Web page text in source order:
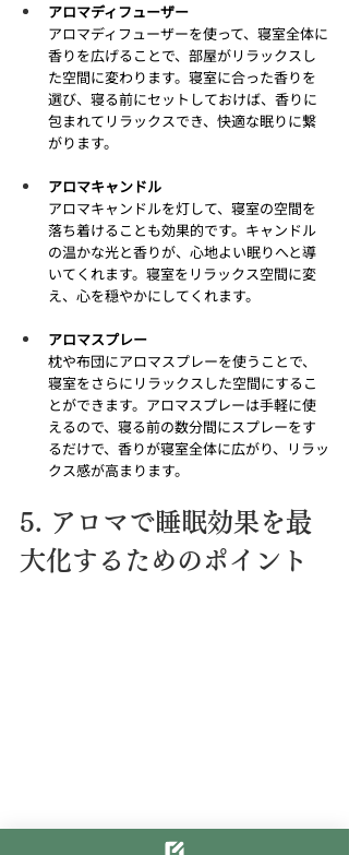
アロマディフューザー
アロマディフューザーを使って、寝室全体に
香りを広げることで、部屋がリラックスし
た空間に変わります。寝室に合った香りを
選び、寝る前にセットしておけば、香りに
包まれてリラックスでき、快適な眠りに繋
がります。
アロマキャンドル
アロマキャンドルを灯して、寝室の空間を
落ち着けることも効果的です。キャンドル
の温かな光と香りが、心地よい眠りへと導
いてくれます。寝室をリラックス空間に変
え、心を穏やかにしてくれます。
アロマスプレー
枕や布団にアロマスプレーを使うことで、
寝室をさらにリラックスした空間にするこ
とができます。アロマスプレーは手軽に使
えるので、寝る前の数分間にスプレーをす
るだけで、香りが寝室全体に広がり、リラッ
クス感が高まります。
5. アロマで睡眠効果を最
大化するためのポイント